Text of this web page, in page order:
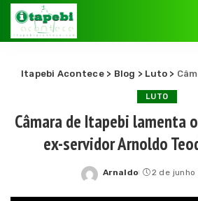
Itapebi Acontece> Blog > Luto > Câmara de
LUTO
Câmara de Itapebi lamenta
ex-servidor Arnoldo
Posted
Arnaldo 2 de junho